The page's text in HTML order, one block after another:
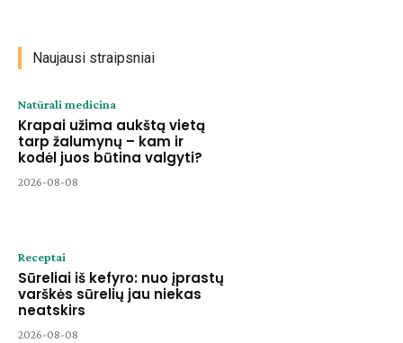
Naujausi straipsniai
Natūrali medicina
Krapai užima aukštą vietą
tarp žalumynų – kam ir
kodėl juos būtina valgyti?
2026-08-08
Receptai
Sūreliai iš kefyro: nuo įprastų
varškės sūrelių jau niekas
neatskirs
2026-08-08